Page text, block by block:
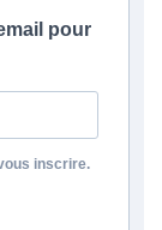
pour
inscrire.